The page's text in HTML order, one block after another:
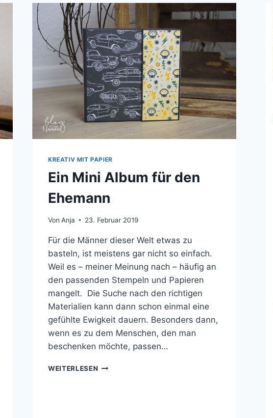
KREATIV MIT PAPIER
Ein Mini Album für den
Ehemann
Von Anja 23. Februar 2019
Für die Männer dieser Welt etwas zu
basteln, ist meistens gar nicht so einfach.
Weil es – meiner Meinung nach – häufig an
den passenden Stempeln und Papieren
mangelt. Die Suche nach den richtigen
Materialien kann dann schon einmal eine
gefühlte Ewigkeit dauern. Besonders dann,
wenn es zu dem Menschen, den man
beschenken möchte, passen…
WEITERLESEN EIN